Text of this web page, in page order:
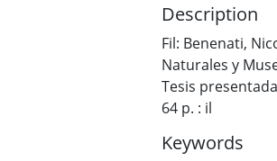
Description
Fil: Benenati,
Naturales y
Tesis
64 p. : il
Keywords